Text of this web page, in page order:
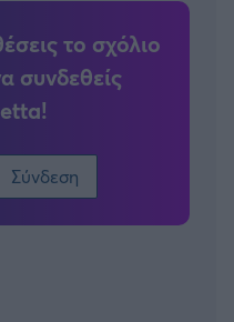
το σχόλιο
συνδεθείς
Σύνδεση